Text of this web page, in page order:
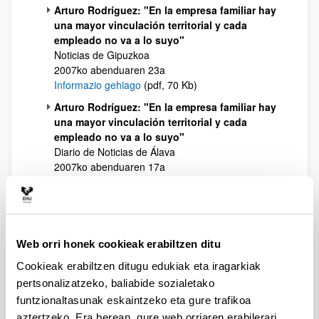
Web orri honek cookieak erabiltzen ditu
Cookieak erabiltzen ditugu edukiak eta iragarkiak
pertsonalizatzeko, baliabide sozialetako
funtzionaltasunak eskaintzeko eta gure trafikoa
Arturo Rodríguez: "En la empresa familiar hay
una mayor vinculación territorial y cada
empleado no va a lo suyo"
Noticias de Gipuzkoa
2007ko abenduaren 23a
Informazio gehiago (pdf, 70 Kb)
Arturo Rodríguez: "En la empresa familiar hay
una mayor vinculación territorial y cada
empleado no va a lo suyo"
Diario de Noticias de Álava
2007ko abenduaren 17a
de la Universidad del País Vasco
2007ko abenduaren 17a
Informazio gehiago(pdf, 459 Kb)
En la empresa familiar hay una mayor
vinculación territorial y cada empleado no va
a lo suyo